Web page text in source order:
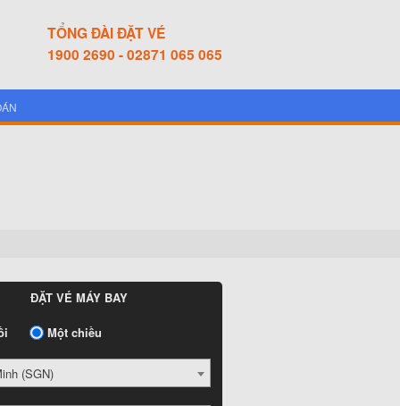
TỔNG ĐÀI ĐẶT VÉ
1900 2690 - 02871 065 065
ĐẶT VÉ MÁY BAY
Một chiều
(SGN)